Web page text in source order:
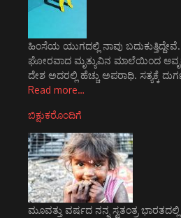
ಹಿಂಸೆಯ ಯುಗದಲ್ಲಿ ನಾವು
ಘೋರವಾದ ಮೃತ್ಯುವಿನ ಮಾಲೆಯಿಂದ
ದೇಶ ಅದರಲ್ಲಿ ಹೆಚ್ಚು ಅಪರಾಧಿ. ಸತ್ಯಕ್ಕೆ
Read more…
ಬಿಕ್ಷುಕರೊಂದಿಗೆ
ಮೂವತ್ತು ವರ್ಷದ ನನ್ನ ಸ್ವತಂತ್ರ